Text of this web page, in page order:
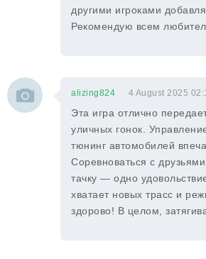
другими игроками
Рекомендую всем
alizing824 4 August 2025
Эта игра отлично
уличных гонок.
тюнинг автомобилей
Соревноваться с
тачку — одно
хватает новых трасс и
здорово! В целом,